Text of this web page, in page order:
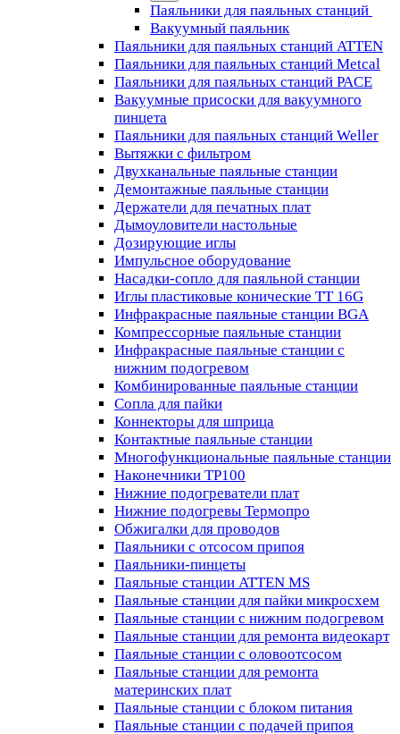
Паяльники для паяльных станций
Вакуумный паяльник
Паяльники для паяльных станций ATTEN
Паяльники для паяльных станций Metcal
Паяльники для паяльных станций PACE
Вакуумные присоски для вакуумного
пинцета
Паяльники для паяльных станций Weller
Вытяжки с фильтром
Двухканальные паяльные станции
Демонтажные паяльные станции
Держатели для печатных плат
Дымоуловители настольные
Дозирующие иглы
Импульсное оборудование
Насадки-сопло для паяльной станции
Иглы пластиковые конические TT 16G
Инфракрасные паяльные станции BGA
Компрессорные паяльные станции
Инфракрасные паяльные станции с
нижним подогревом
Комбинированные паяльные станции
Сопла для пайки
Коннекторы для шприца
Контактные паяльные станции
Многофункциональные паяльные станции
Наконечники TP100
Нижние подогреватели плат
Нижние подогревы Термопро
Обжигалки для проводов
Паяльники с отсосом припоя
Паяльники-пинцеты
Паяльные станции ATTEN MS
Паяльные станции для пайки микросхем
Паяльные станции с нижним подогревом
Паяльные станции для ремонта видеокарт
Паяльные станции с оловоотсосом
Паяльные станции для ремонта
материнских плат
Паяльные станции с блоком питания
Паяльные станции с подачей припоя